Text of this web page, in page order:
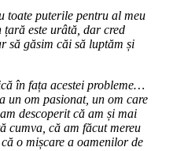
toate puterile pentru al meu
este urâtă, dar cred
să găsim căi să luptăm și
în fața acestei probleme…
un om pasionat, un om care
descoperit că am și mai
cumva, că am făcut mereu
o mișcare a oamenilor de